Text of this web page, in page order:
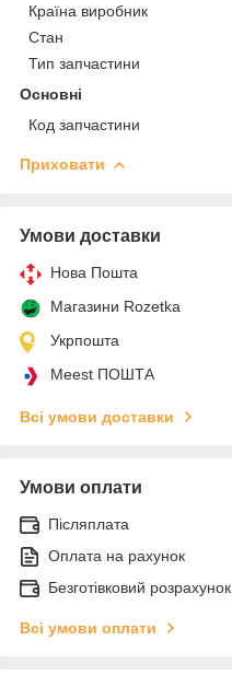
Країна виробник
Стан
Тип запчастини
Основні
Код запчастини
Приховати
Умови доставки
Нова Пошта
Магазини Rozetka
Укрпошта
Meest ПОШТА
Всі умови доставки
Умови оплати
Післяплата
Оплата на рахунок
Безготівковий розрахунок
Всі умови оплати